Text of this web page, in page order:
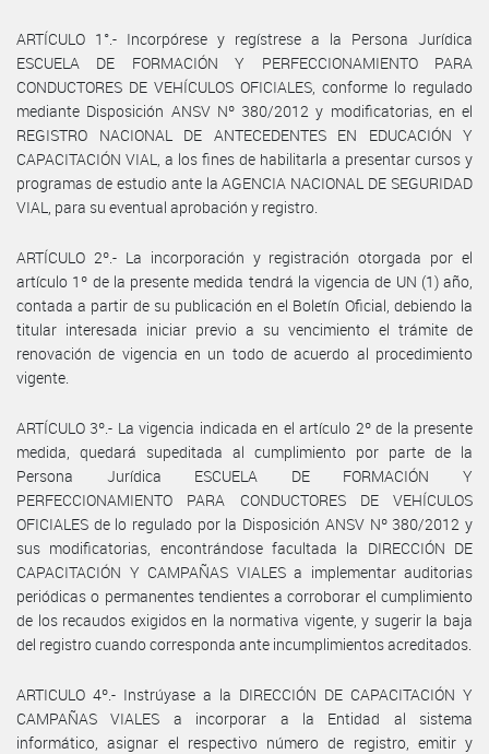
ARTÍCULO 1°.- Incorpórese y regístrese a la Persona Jurídica
ESCUELA DE FORMACIÓN Y PERFECCIONAMIENTO PARA
CONDUCTORES DE VEHÍCULOS OFICIALES, conforme lo regulado
mediante Disposición ANSV Nº 380/2012 y modificatorias, en el
REGISTRO NACIONAL DE ANTECEDENTES EN EDUCACIÓN Y
CAPACITACIÓN VIAL, a los fines de habilitarla a presentar cursos y
programas de estudio ante la AGENCIA NACIONAL DE SEGURIDAD
VIAL, para su eventual aprobación y registro.
ARTÍCULO 2º.- La incorporación y registración otorgada por el
artículo 1º de la presente medida tendrá la vigencia de UN (1) año,
contada a partir de su publicación en el Boletín Oficial, debiendo la
titular interesada iniciar previo a su vencimiento el trámite de
renovación de vigencia en un todo de acuerdo al procedimiento
vigente.
ARTÍCULO 3º.- La vigencia indicada en el artículo 2º de la presente
medida, quedará supeditada al cumplimiento por parte de la
Persona Jurídica ESCUELA DE FORMACIÓN Y
PERFECCIONAMIENTO PARA CONDUCTORES DE VEHÍCULOS
OFICIALES de lo regulado por la Disposición ANSV Nº 380/2012 y
sus modificatorias, encontrándose facultada la DIRECCIÓN DE
CAPACITACIÓN Y CAMPAÑAS VIALES a implementar auditorias
periódicas o permanentes tendientes a corroborar el cumplimiento
de los recaudos exigidos en la normativa vigente, y sugerir la baja
del registro cuando corresponda ante incumplimientos acreditados.
ARTICULO 4º.- Instrúyase a la DIRECCIÓN DE CAPACITACIÓN Y
CAMPAÑAS VIALES a incorporar a la Entidad al sistema
informático, asignar el respectivo número de registro, emitir y